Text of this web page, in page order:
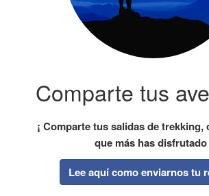
Comparte tus
¡ Comparte tus salidas de trekking,
que más has disfrutado
Lee aquí como enviarnos tu